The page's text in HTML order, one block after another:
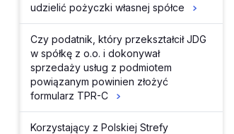
udzielić pożyczki własnej spółce
Czy podatnik, który przekształcił JDG
w spółkę z o.o. i dokonywał
sprzedaży usług z podmiotem
powiązanym powinien złożyć
formularz TPR-C
Korzystający z Polskiej Strefy